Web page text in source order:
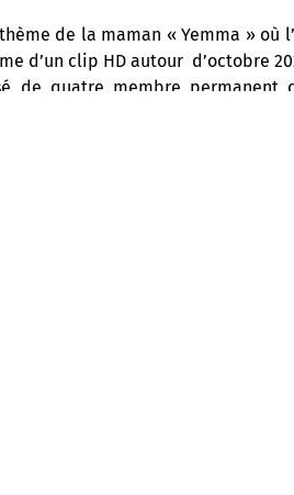
de la maman « Yemma »
d’un clip HD autour d’octobre
de quatre membre